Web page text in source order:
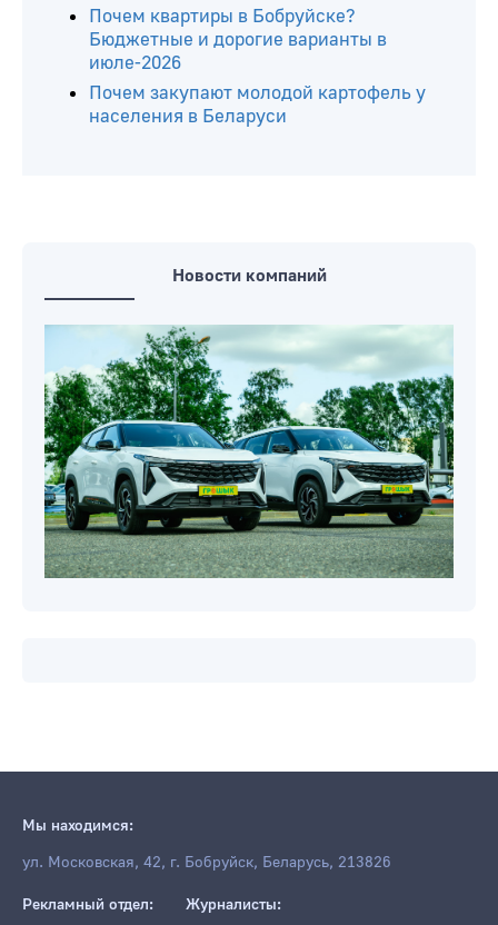
Почем квартиры в Бобруйске?
Бюджетные и дорогие варианты в
июле-2026
Почем закупают молодой картофель у
населения в Беларуси
Новости компаний
Мы находимся:
ул. Московская, 42, г. Бобруйск, Беларусь, 213826
Рекламный отдел: Журналисты: